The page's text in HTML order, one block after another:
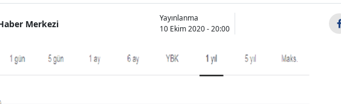
Merkezi
Yayınlanma
10 Ekim 2020 - 20:00